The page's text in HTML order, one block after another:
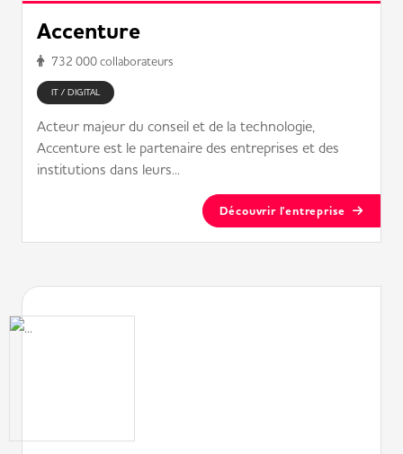
Accenture
732 000 collaborateurs
IT / DIGITAL
Acteur majeur du conseil et de la technologie,
Accenture est le partenaire des entreprises et des
institutions dans leurs...
Découvrir l'entreprise